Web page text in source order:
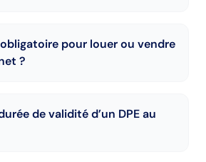
pour louer ou vendre
?
de validité d’un DPE au